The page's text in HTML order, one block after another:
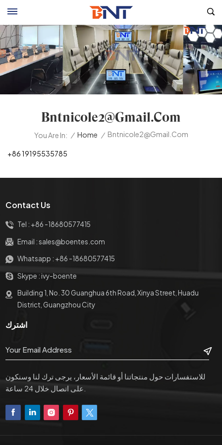
Bntnicole2@gmail.com
You Are In: / Home / Bntnicole2@gmail.com
+86 19195535785
Contact Us
Tel : +86 -18680577415
Email :sales@boentes.com
Whatsapp : +86 -18680577415
Skype :ivy-boente
Building 1, No. 30 Guanghua 6th Road, Xinya Street, Huadu
District, Guangzhou City
اشترك
للاستفسارات حول منتجاتنا أو قائمة الأسعار، يرجى ترك لنا وسنكون